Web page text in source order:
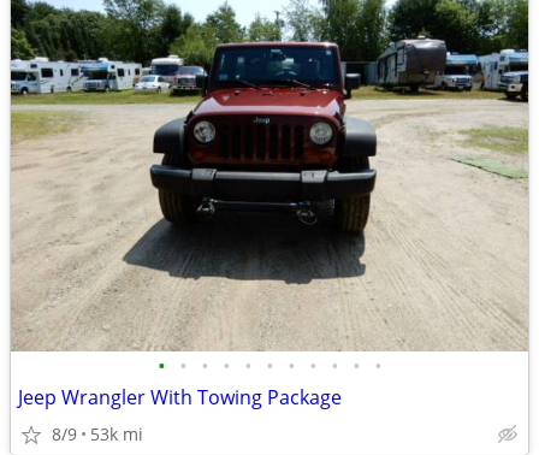
• • • • • • • • • • •
Jeep Wrangler With Towing Package
8/9 53k mi